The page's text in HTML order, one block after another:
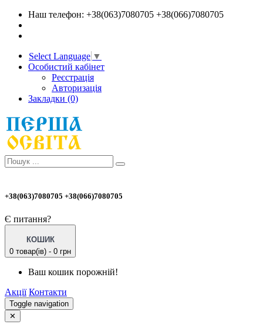
Наш телефон: +38(063)7080705 +38(066)7080705
Select Language ▼
Особистий кабінет
Реєстрація
Авторизація
Закладки (0)
+38(063)7080705 +38(066)7080705
Є питання?
КОШИК
0 товар(ів) - 0 грн
Ваш кошик порожній!
Акції Контакти
Toggle navigation
✕